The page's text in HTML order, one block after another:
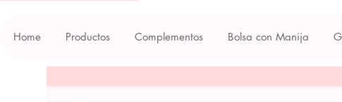
Home Productos Complementos Bolsa con Manija